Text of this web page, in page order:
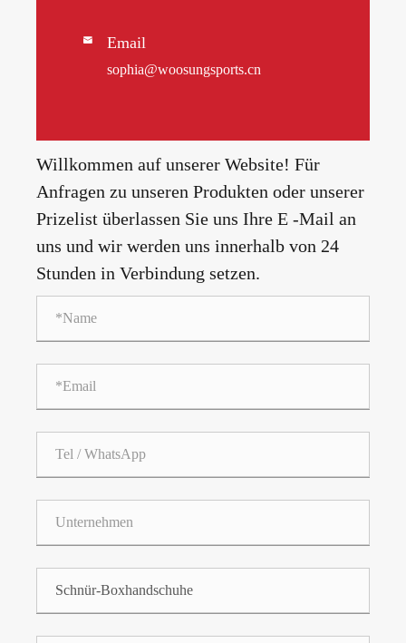
 Email
sophia@woosungsports.cn
Willkommen auf unserer Website! Für
Anfragen zu unseren Produkten oder unserer
Prizelist überlassen Sie uns Ihre E -Mail an
uns und wir werden uns innerhalb von 24
Stunden in Verbindung setzen.